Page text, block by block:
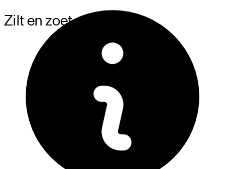
Zilt en zoet